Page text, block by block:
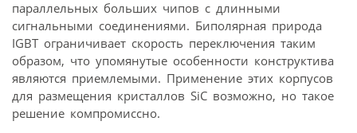
параллельных больших чипов с длинными
сигнальными соединениями. Биполярная природа
IGBT ограничивает скорость переключения таким
образом, что упомянутые особенности конструктива
являются приемлемыми. Применение этих корпусов
для размещения кристаллов SiC возможно, но такое
решение компромиссно.